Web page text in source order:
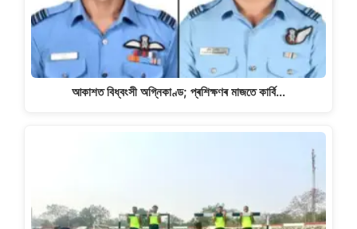
আকাশত বিধ্বংসী অগ্নিকাণ্ড; প্ৰশিক্ষণৰ মাজতে কাৰ্বি…